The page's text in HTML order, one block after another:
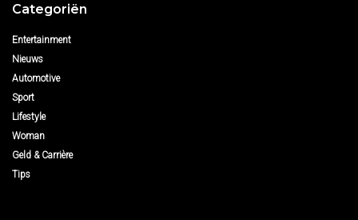
Categoriën
Entertainment
Nieuws
Automotive
Sport
Lifestyle
Woman
Geld & Carrière
Tips